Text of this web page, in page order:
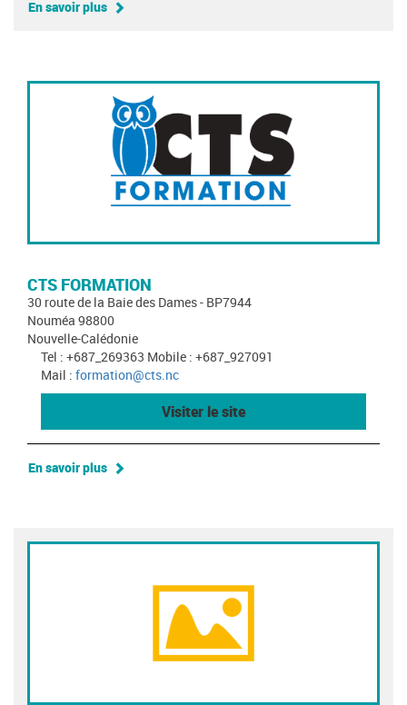
En savoir plus
CTS FORMATION
30 route de la Baie des Dames - BP7944
Nouméa 98800
Nouvelle-Calédonie
Tel : +687_269363 Mobile : +687_927091
Mail : formation@cts.nc
Visiter le site
En savoir plus